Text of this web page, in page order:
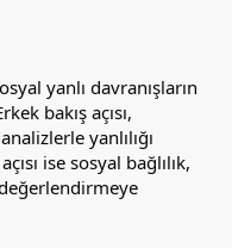
yanlı davranışların
bakış açısı,
yanlılığı
ise sosyal bağlılık,